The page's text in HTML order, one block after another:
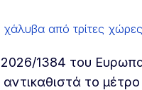
χάλυβα από τρίτες χώρες
1384 του
το